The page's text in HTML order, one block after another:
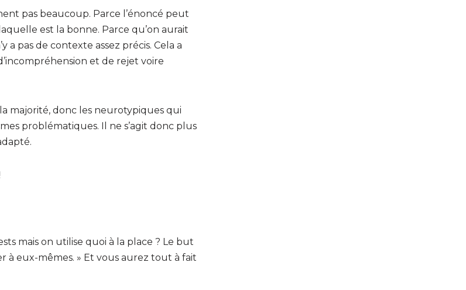
pas beaucoup. Parce l’énoncé peut
est la bonne. Parce qu’on aurait
a pas de contexte assez précis. Cela a
et de rejet voire
majorité, donc les neurotypiques qui
problématiques. Il ne s’agit donc plus
mais on utilise quoi à la place ? Le but
à eux-mêmes. » Et vous aurez tout à fait